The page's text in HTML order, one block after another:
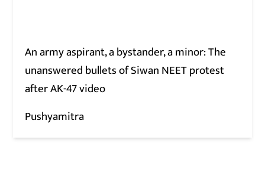
An army aspirant, a bystander, a minor: The
unanswered bullets of Siwan NEET protest
after AK-47 video
Pushyamitra